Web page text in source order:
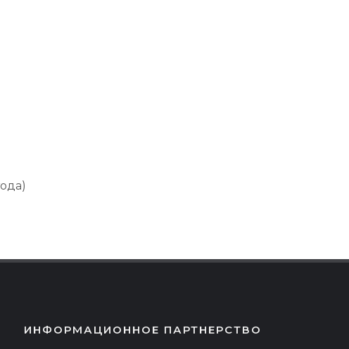
ИНФОРМАЦИОННОЕ ПАРТНЕРСТВО